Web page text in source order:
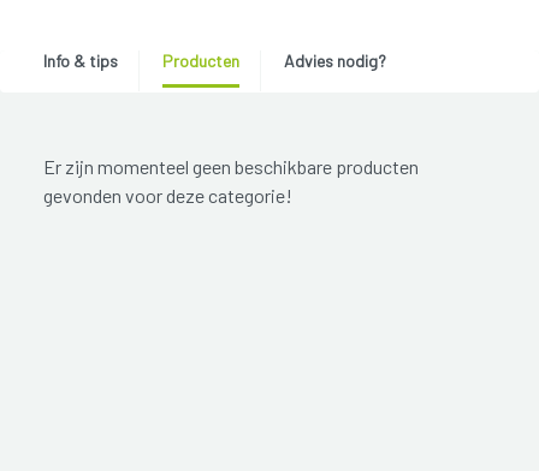
Info & tips Producten Advies nodig?
Er zijn momenteel geen beschikbare producten
gevonden voor deze categorie!